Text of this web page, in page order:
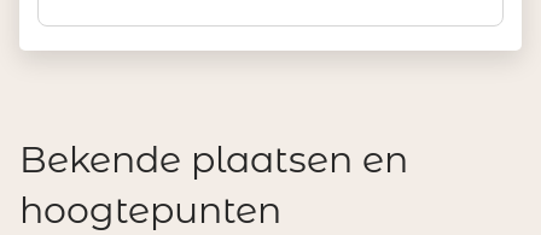
Bekende plaatsen en
hoogtepunten